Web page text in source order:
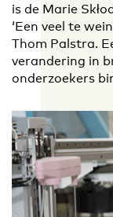
is de Marie
‘Een veel te
Thom Palstra.
verandering in
onderzoekers